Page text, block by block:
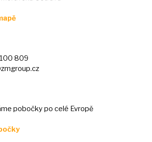
809
pobočky po celé Evropě